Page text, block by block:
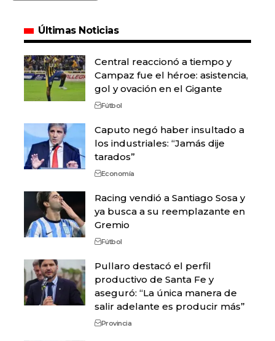
Últimas Noticias
Central reaccionó a tiempo y
Campaz fue el héroe: asistencia,
gol y ovación en el Gigante
Fútbol
Caputo negó haber insultado a
los industriales: “Jamás dije
tarados”
Economía
Racing vendió a Santiago Sosa y
ya busca a su reemplazante en
Gremio
Fútbol
Pullaro destacó el perfil
productivo de Santa Fe y
aseguró: “La única manera de
salir adelante es producir más”
Provincia